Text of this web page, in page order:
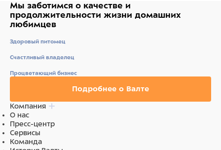
Добавки: Витамины: Витамин Д3 1714МЕ/кг.Регуляторы
кислотности: Лимонная кислота 274 мг/кг.
Ингредиенты
культуры, Растительные продукты, Масла и жиры
(растительные), Минеральные вещества, Дрожжи.
Мы заботимся о качестве и
продолжительности жизни домашних
любимцев
Здоровый питомец
Счастливый владелец
Процветающий бизнес
Подробнее о Валте
Компания
О нас
Пресс-центр
Сервисы
Команда